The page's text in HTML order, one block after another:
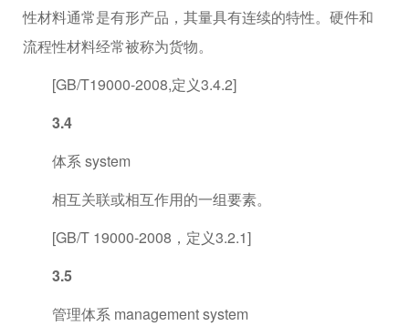
性材料通常是有形产品，其量具有连续的特性。硬件和
流程性材料经常被称为货物。
[GB/T19000-2008,定义3.4.2]
3.4
体系 system
相互关联或相互作用的一组要素。
[GB/T 19000-2008，定义3.2.1]
3.5
管理体系 management system